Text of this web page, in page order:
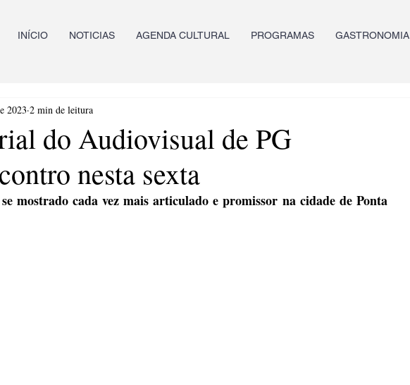
INÍCIO NOTICIAS AGENDA CULTURAL PROGRAMAS GASTRONOMIA
do Audiovisual de PG
nesta sexta
2023 2 min de leitura
mostrado cada vez mais articulado e promissor na cidade de Ponta